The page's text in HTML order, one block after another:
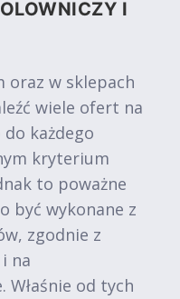
I
oraz w sklepach
wiele ofert na
każdego
kryterium
to poważne
być wykonane z
zgodnie z
na
Właśnie od tych